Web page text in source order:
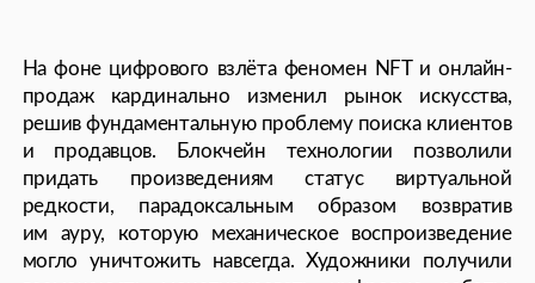
жизнь. Оно будет развиваться теми же путями, что
и всегда, но теперь с беспрецедентным арсеналом
инструментов для поиска ответов.
Обзор: Вера Кантор